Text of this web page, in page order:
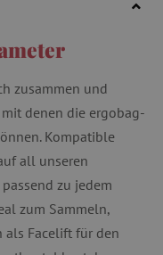
zusammen und
denen die ergobag-
Kompatible
all unseren
zu jedem
zum Sammeln,
als Facelift für den